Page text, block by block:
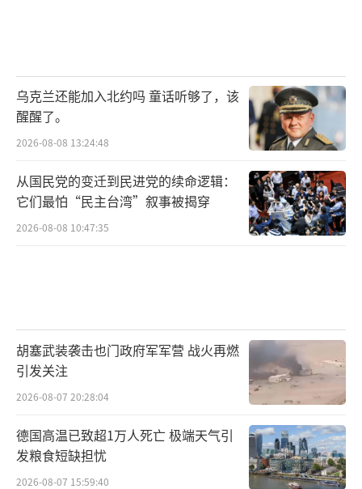
乌克兰还能加入北约吗 童话听够了，该
醒醒了。
2026-08-08 13:24:48
从国民党的变迁到民进党的续命逻辑：
它们最怕“民主台湾”叙事被揭穿
2026-08-08 10:47:35
胡塞武装袭击也门政府军军营 战火再燃
引发关注
2026-08-07 20:28:04
德国高温已致超1万人死亡 极端天气引
发粮食短缺担忧
2026-08-07 15:59:40